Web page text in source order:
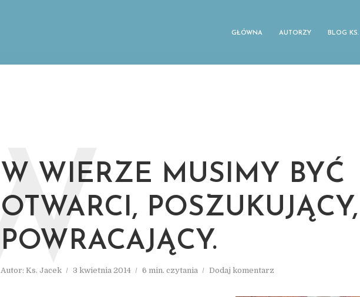
GŁÓWNA AUTORZY BLOG
W WIERZE MUSIMY BYĆ
OTWARCI, POSZUKUJĄCY,
POWRACAJĄCY.
Autor: Ks. Jacek 3 kwietnia 2014 6 min. czytania Dodaj komentarz
W